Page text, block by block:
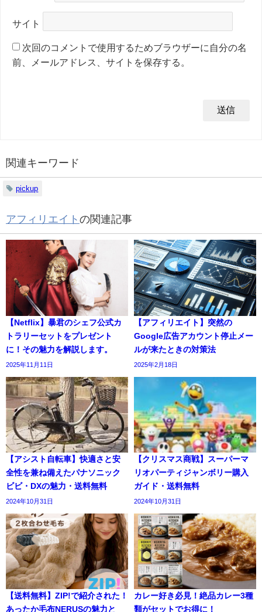
サイト
次回のコメントで使用するためブラウザーに自分の名
前、メールアドレス、サイトを保存する。
関連キーワード
pickup
アフィリエイト の関連記事
【Netflix】暴君のシェフ公式カ
トラリーセットをプレゼント
に！その魅力を解説します。
2025年11月11日
【アフィリエイト】突然の
Google広告アカウント停止メー
ルが来たときの対策法
2025年2月18日
【アシスト自転車】快適さと安
全性を兼ね備えたパナソニック
ビビ・DXの魅力・送料無料
2024年10月31日
【クリスマス商戦】スーパーマ
リオパーティジャンボリー購入
ガイド・送料無料
2024年10月31日
【送料無料】ZIP!で紹介された！
あったか毛布NERUSの魅力と
カレー好き必見！絶品カレー3種
類がセットでお得に！